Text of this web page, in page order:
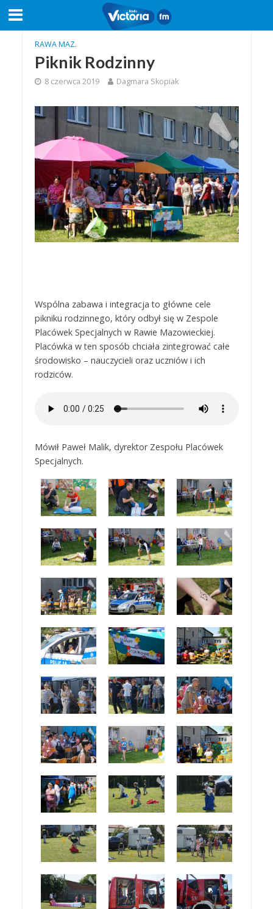
RAWA MAZ.
Piknik Rodzinny
8 czerwca 2019 Dagmara Skopiak
Wspólna zabawa i integracja to główne cele
pikniku rodzinnego, który odbył się w Zespole
Placówek Specjalnych w Rawie Mazowieckiej.
Placówka w ten sposób chciała zintegrować całe
środowisko – nauczycieli oraz uczniów i ich
rodziców.
Mówił Paweł Malik, dyrektor Zespołu Placówek
Specjalnych.